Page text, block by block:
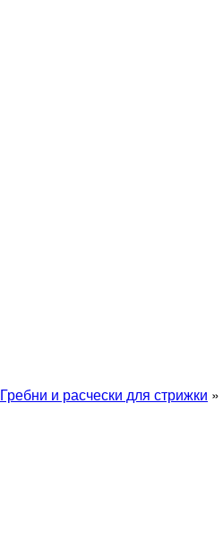
Гребни и расчески для стрижки »